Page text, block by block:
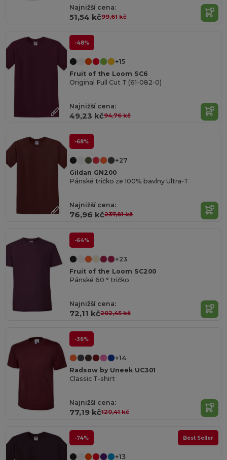
Najnižší cena:
51,54 kč99,61 kč
-48%
+15
Fruit of the Loom SC6
Original Full Cut T (61-082-0)
Najnižší cena:
49,23 kč94,76 kč
-68%
+27
Gildan GN200
Pánské tričko ze 100% bavlny Ultra-T
Najnižší cena:
76,96 kč237,81 kč
-64%
+23
Fruit of the Loom SC200
Pánské 60 ° tričko
Najnižší cena:
72,11 kč202,45 kč
-36%
+14
Radsow by Uneek UC301
Classic T-shirt
Najnižší cena:
77,19 kč120,41 kč
-74% Best Seller
+13